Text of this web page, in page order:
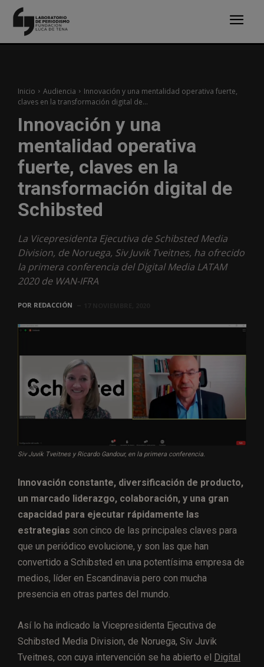
Inicio Audiencia
Innovación y una mentalidad operativa fuerte,
claves en la transformación digital de...
Innovación y una
mentalidad operativa
fuerte, claves en la
transformación digital de
Schibsted
La Vicepresidenta Ejecutiva de Schibsted Media
Division, de Noruega, Siv Juvik Tveitnes, ha ofrecido
la primera conferencia del Digital Media LATAM
2020 de WAN-IFRA
POR REDACCIÓN
Siv Juvik Tveitnes y Ricardo Gandour, en la primera conferencia.
Innovación constante, diversificación de producto,
un marcado liderazgo, colaboración, y una gran
capacidad para ejecutar rápidamente las
estrategias son cinco de las principales claves para
que un periódico evolucione, y son las que han
convertido a Schibsted en una potentísima empresa de
medios, líder en Escandinavia pero con mucha
presencia en otras partes del mundo.
Así lo ha indicado la Vicepresidenta Ejecutiva de
Schibsted Media Division, de Noruega, Siv Juvik
Tveitnes, con cuya intervención se ha abierto el Digital